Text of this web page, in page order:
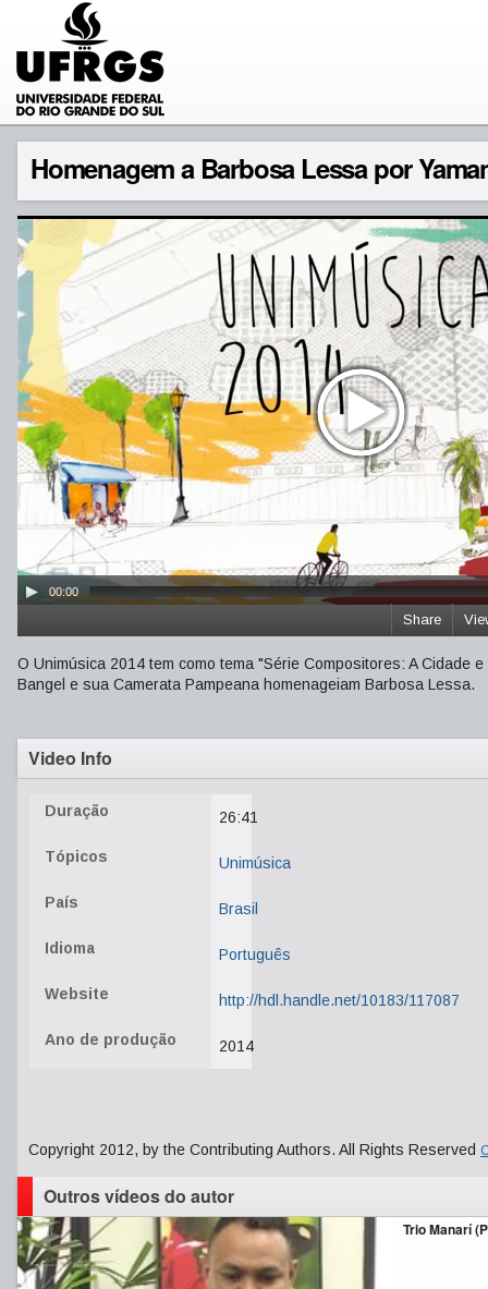
Homenagem a Barbosa Lessa por
00:00
Share
O Unimúsica 2014 tem como tema "Série Compositores: A Cidade
Bangel e sua Camerata Pampeana homenageiam Barbosa Lessa.
Video Info
Duração 26:41
Tópicos Unimúsica
País Brasil
Idioma Português
Website http://hdl.handle.net/10183/117087
Ano de produção 2014
Copyright 2012, by the Contributing Authors. All Rights Reserved
Outros vídeos do autor
Trio Manarí